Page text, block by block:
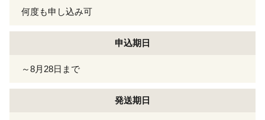
何度も申し込み可
申込期日
～8月28日まで
発送期日